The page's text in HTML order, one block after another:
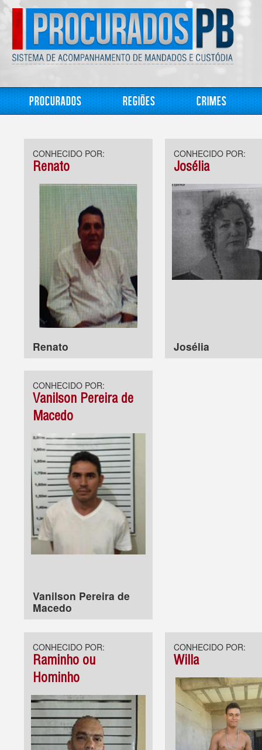
Procurados Regiões Crimes
CONHECIDO POR:
Renato
Renato
CONHECIDO POR:
Josélia
Josélia
CONHECIDO POR:
Vanilson Pereira de
Macedo
Vanilson Pereira de
Macedo
CONHECIDO POR:
Raminho ou
Hominho
CONHECIDO POR:
Willa